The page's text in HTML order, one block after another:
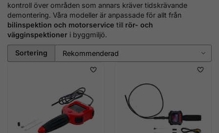
kontroll över områden som annars kräver tidskrävande
demontering. Våra modeller är anpassade för allt från
bilinspektion och motorservice till rör- och
vägginspektioner i byggmiljö.
Sortering